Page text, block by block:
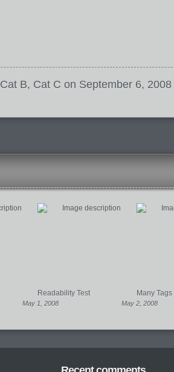
Cat B, Cat C on September 6, 2008
Readability Test
May 1, 2008
Many Tags
May 2, 2008